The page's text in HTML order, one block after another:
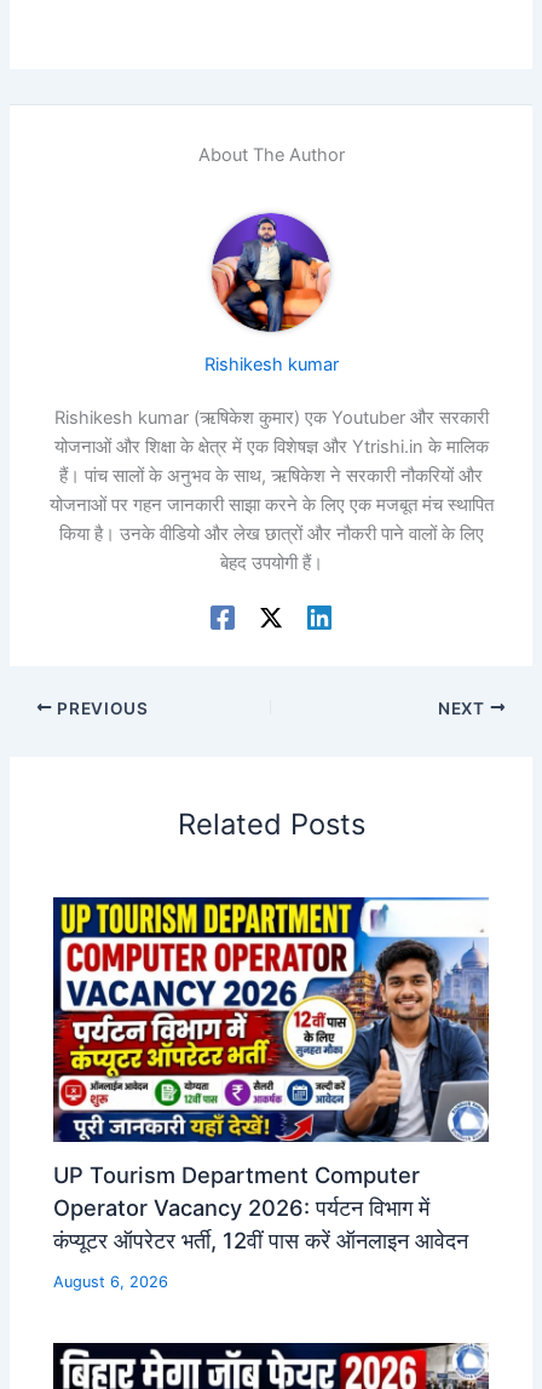
About The Author
Rishikesh kumar
Rishikesh kumar (ऋषिकेश कुमार) एक Youtuber और सरकारी
योजनाओं और शिक्षा के क्षेत्र में एक विशेषज्ञ और Ytrishi.in के मालिक
हैं। पांच सालों के अनुभव के साथ, ऋषिकेश ने सरकारी नौकरियों और
योजनाओं पर गहन जानकारी साझा करने के लिए एक मजबूत मंच स्थापित
किया है। उनके वीडियो और लेख छात्रों और नौकरी पाने वालों के लिए
बेहद उपयोगी हैं।
PREVIOUS NEXT
Related Posts
UP Tourism Department Computer
Operator Vacancy 2026: पर्यटन विभाग में
कंप्यूटर ऑपरेटर भर्ती, 12वीं पास करें ऑनलाइन आवेदन
August 6, 2026